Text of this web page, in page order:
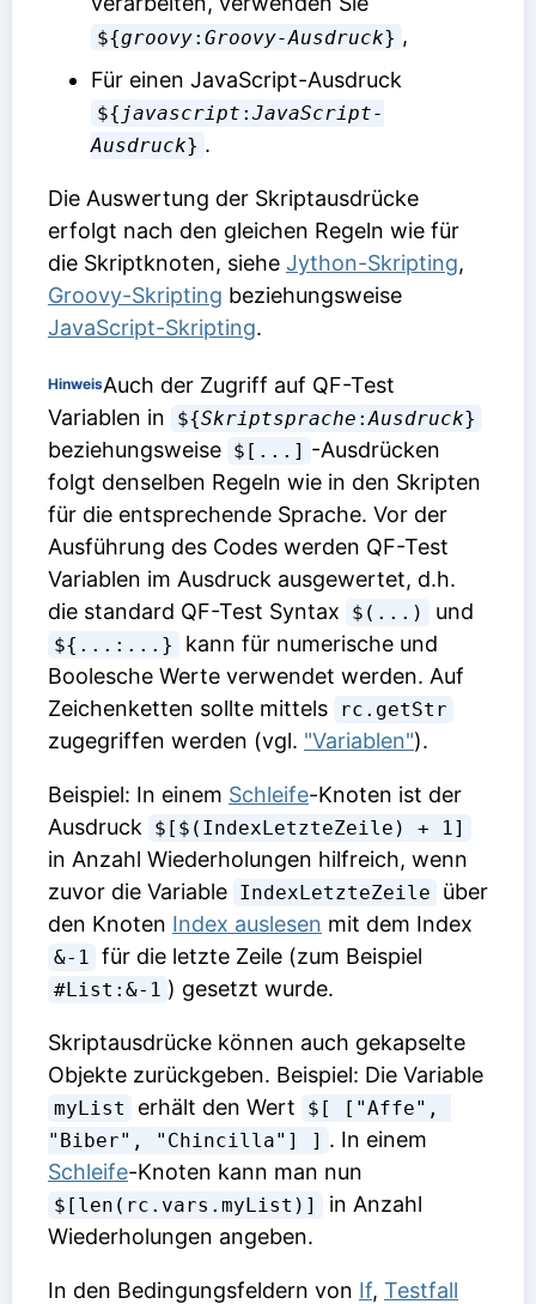
${groovy: Groovy-Ausdruck} ,
Für einen JavaScript-Ausdruck
${ javascript :JavaScript-
Ausdruck} .
Die Auswertung der Skriptausdrücke
erfolgt nach den gleichen Regeln wie für
die Skriptknoten, siehe Jython-Skripting,
Groovy-Skripting beziehungsweise
JavaScript-Skripting.
HinweisAuch der Zugriff auf QF-Test
Variablen in
${Skriptsprache :Ausdruck}
beziehungsweise $[...] -Ausdrücken
folgt denselben Regeln wie in den Skripten
für die entsprechende Sprache. Vor der
Ausführung des Codes werden QF-Test
Variablen im Ausdruck ausgewertet, d.h.
die standard QF-Test Syntax
$(...) und
${...:...}
kann für numerische und
Boolesche Werte verwendet werden. Auf
Zeichenketten sollte mittels
rc.getStr
zugegriffen werden (vgl. "Variablen").
Beispiel: In einem Schleife-Knoten ist der
Ausdruck
$[$(IndexLetzteZeile) + 1]
in Anzahl Wiederholungen hilfreich, wenn
zuvor die Variable IndexLetzteZeile
über
den Knoten Index auslesen mit dem Index
&-1 für die letzte Zeile (zum Beispiel
#List:&-1 ) gesetzt wurde.
Skriptausdrücke können auch gekapselte
Objekte zurückgeben. Beispiel: Die Variable
myList erhält den Wert
$[ ["Affe",
"Biber", "Chincilla"] ] . In einem
Schleife-Knoten kann man nun
$[len(rc.vars.myList)] in Anzahl
Wiederholungen angeben.
In den Bedingungsfeldern von If, Testfall